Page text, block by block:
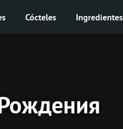
Cócteles Ingredientes